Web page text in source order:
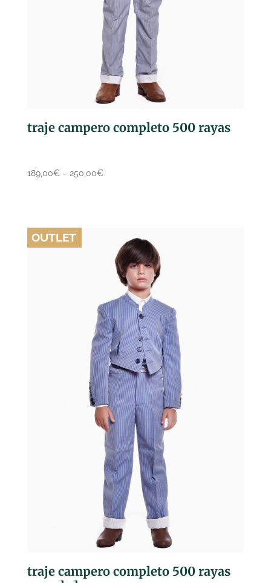
traje campero completo 500 rayas
189,00€– 250,00€
OUTLET
traje campero completo 500 rayas